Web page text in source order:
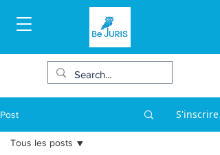
Post S'inscrire
Tous les posts